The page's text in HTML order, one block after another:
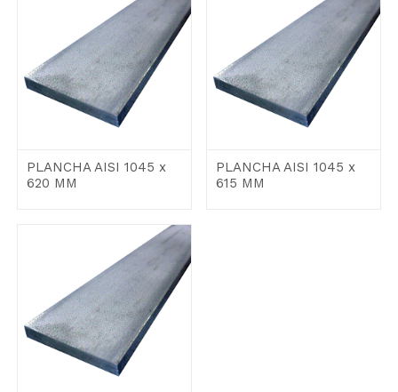
PLANCHA AISI 1045 x
620 MM
PLANCHA AISI 1045 x
615 MM